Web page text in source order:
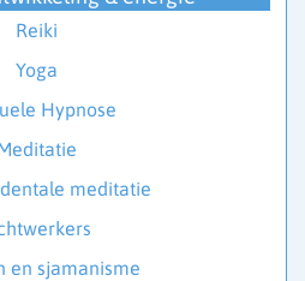
Reiki
Yoga
Hypnose
meditatie
en sjamanisme